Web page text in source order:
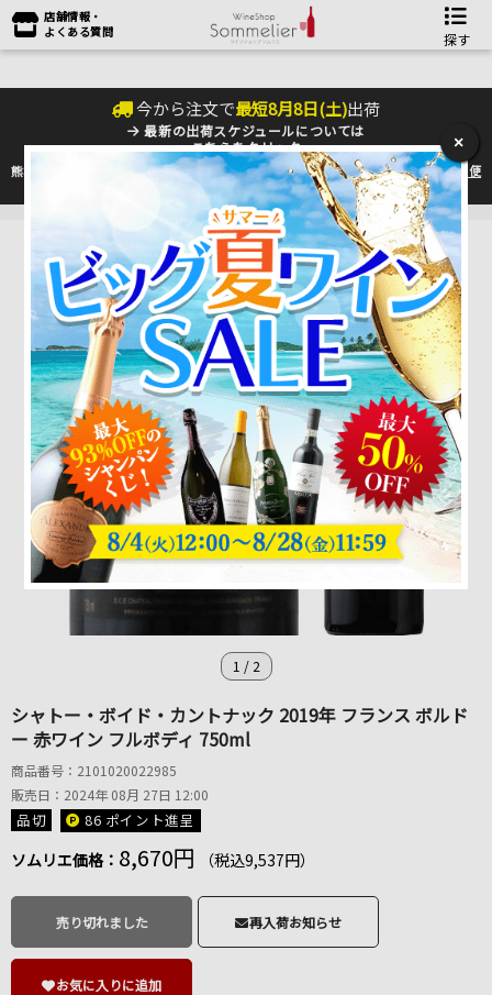
店舗情報・
よくある質問
探す
今から注文で最短8月8日(土)出荷
最新の出荷スケジュールについては
こちらをクリック
熊本地震の影響により九州への配送に遅れが生じております。最新情報は佐川急便
のHP
をご確認下さい。
1 / 2
シャトー・ボイド・カントナック 2019年 フランス ボルド
ー 赤ワイン フルボディ 750ml
商品番号：2101020022985
販売日：2024年 08月 27日 12:00
品切 86 ポイント進呈
ソムリエ価格： 8,670円 （税込9,537円）
売り切れました 再入荷お知らせ
お気に入りに追加
×